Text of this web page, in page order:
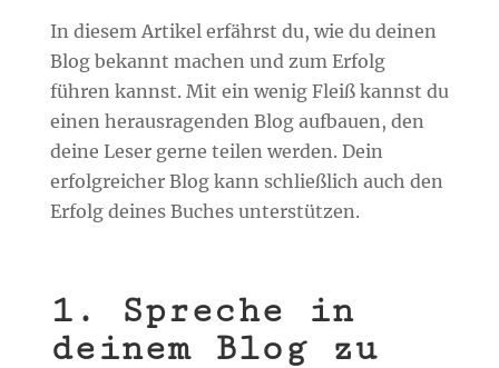
In diesem Artikel erfährst du, wie du deinen
Blog bekannt machen und zum Erfolg
führen kannst. Mit ein wenig Fleiß kannst du
einen herausragenden Blog aufbauen, den
deine Leser gerne teilen werden. Dein
erfolgreicher Blog kann schließlich auch den
Erfolg deines Buches unterstützen.
1. Spreche in
deinem Blog zu